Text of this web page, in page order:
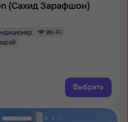
(Сахид Зарафшон)
Wi-Fi
Выбрать